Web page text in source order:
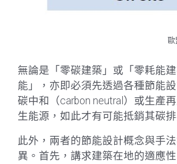
歐
無論是「零碳建築」或「零耗能
能」，亦即必須先透過各種節能
碳中和（carbon neutral）或生產
生能源，如此才有可能抵銷其碳
此外，兩者的節能設計概念與手
異。首先，講求建築在地的適應